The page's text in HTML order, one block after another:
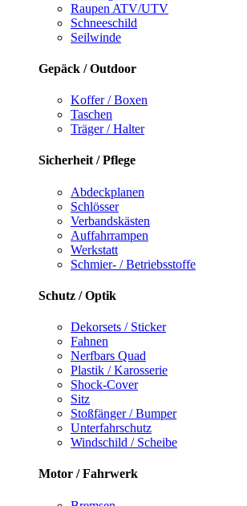
Raupen ATV/UTV
Schneeschild
Seilwinde
Gepäck / Outdoor
Koffer / Boxen
Taschen
Träger / Halter
Sicherheit / Pflege
Abdeckplanen
Schlösser
Verbandskästen
Auffahrrampen
Werkstatt
Schmier- / Betriebsstoffe
Schutz / Optik
Dekorsets / Sticker
Fahnen
Nerfbars Quad
Plastik / Karosserie
Shock-Cover
Sitz
Stoßfänger / Bumper
Unterfahrschutz
Windschild / Scheibe
Motor / Fahrwerk